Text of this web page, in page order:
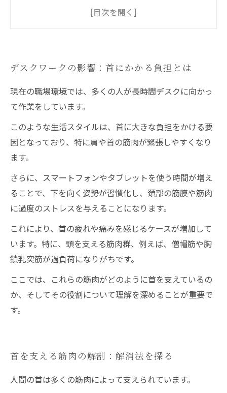
デスクワークの影響：首にかかる負担とは
現在の職場環境では、多くの人が長時間デスクに向かっ
て作業をしています。
このような生活スタイルは、首に大きな負担をかける要
因となっており、特に肩や首の筋肉が緊張しやすくなり
ます。
さらに、スマートフォンやタブレットを使う時間が増え
ることで、下を向く姿勢が習慣化し、頚部の筋膜や筋肉
に過度のストレスを与えることになります。
これにより、首の疲れや痛みを感じるケースが増加して
います。特に、頭を支える筋肉群、例えば、僧帽筋や胸
鎖乳突筋が過負荷になりがちです。
ここでは、これらの筋肉がどのように首を支えているの
か、そしてその役割について理解を深めることが重要で
す。
首を支える筋肉の解剖：解消法を探る
人間の首は多くの筋肉によって支えられています。